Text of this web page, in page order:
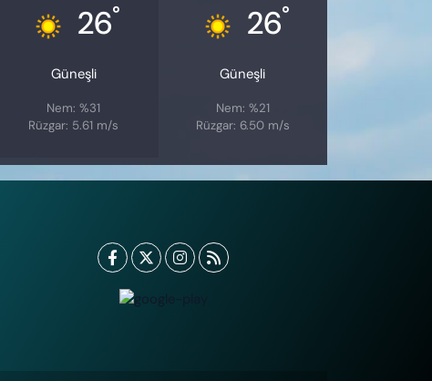
26°
Güneşli
Nem: %31
Rüzgar: 5.61 m/s
26°
Güneşli
Nem: %21
Rüzgar: 6.50 m/s